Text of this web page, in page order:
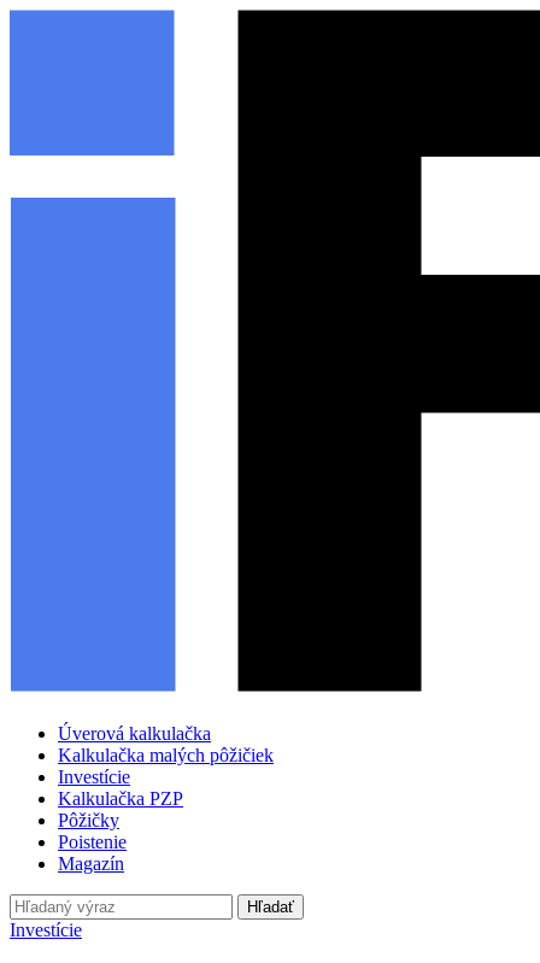
Úverová kalkulačka
Kalkulačka malých pôžičiek
Investície
Kalkulačka PZP
Pôžičky
Poistenie
Magazín
Hľadať
Investície